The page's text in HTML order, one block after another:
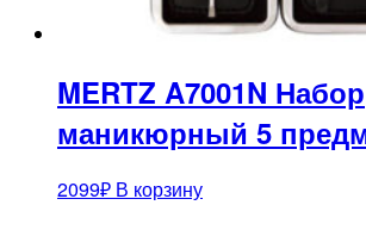
MERTZ A7001N Набор
маникюрный 5
2099₽ В корзину